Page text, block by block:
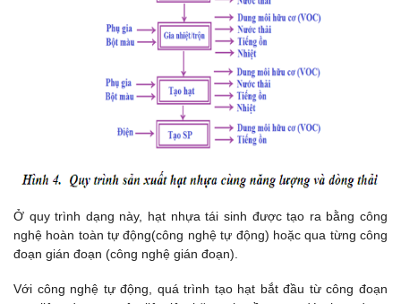
Ở quy trình dạng này, hạt nhựa tái sinh được tạo ra bằng công
nghệ hoàn toàn tự động(công nghệ tự động) hoặc qua từng công
đoạn gián đoạn (công nghệ gián đoạn).
Với công nghệ tự động, quá trình tạo hạt bắt đầu từ công đoạn